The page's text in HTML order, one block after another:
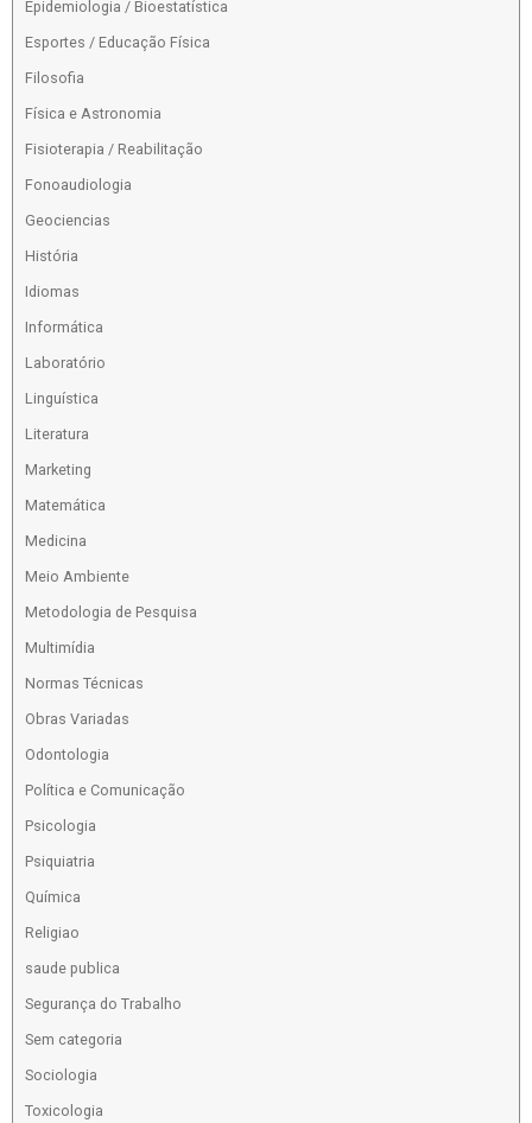
Epidemiologia / Bioestatística
Esportes / Educação Física
Filosofia
Física e Astronomia
Fisioterapia / Reabilitação
Fonoaudiologia
Geociencias
História
Idiomas
Informática
Laboratório
Linguística
Literatura
Marketing
Matemática
Medicina
Meio Ambiente
Metodologia de Pesquisa
Multimídia
Normas Técnicas
Obras Variadas
Odontologia
Política e Comunicação
Psicologia
Psiquiatria
Química
Religiao
saude publica
Segurança do Trabalho
Sem categoria
Sociologia
Toxicologia